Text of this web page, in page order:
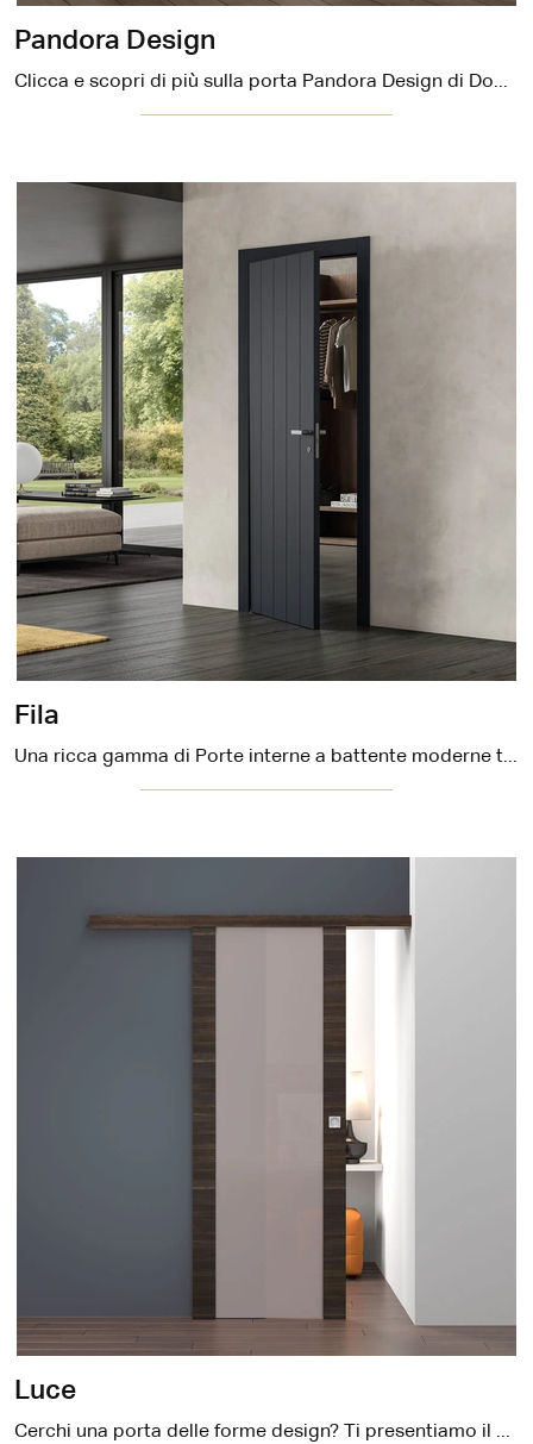
Pandora Design
Clicca e scopri di più sulla porta Pandora Design di DoorArreda in laccato: le più belle porte interne a battente ti attendono.
Fila
Una ricca gamma di Porte interne a battente moderne ti aspetta! Entra per scoprire la porta Fila di DoorArreda.
Luce
Cerchi una porta delle forme design? Ti presentiamo il modello Luce tra le Porte interne scorrevoli di DoorArreda.